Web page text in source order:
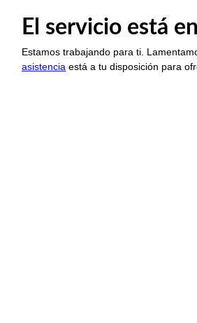
El servicio está
Estamos trabajando para ti.
asistencia está a tu disposición para